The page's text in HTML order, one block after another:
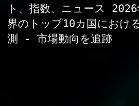
ト、指数、ニュース
界のトップ10カ国におけ
測 - 市場動向を追跡